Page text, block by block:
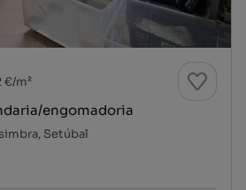
€/m²
engomadoria
Setúbal